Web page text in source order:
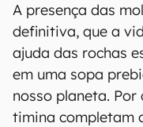
A presença das
definitiva, que a
ajuda das rochas
em uma sopa
nosso planeta.
timina completam